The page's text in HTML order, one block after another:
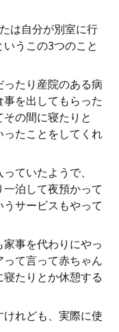
は自分が別室に行
うこの3つのこと
たり産院のある病
を出してもらった
の間に寝たりと
たことをしてくれ
ていたようで、
泊して夜預かって
サービスもやって
事を代わりにやっ
て言って赤ちゃん
たりとか休憩する
れども、実際に使